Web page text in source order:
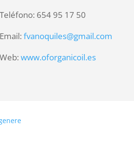
Teléfono: 654 95 17 50
Email:fvanoquiles@gmail.com
Web:www.oforganicoil.es